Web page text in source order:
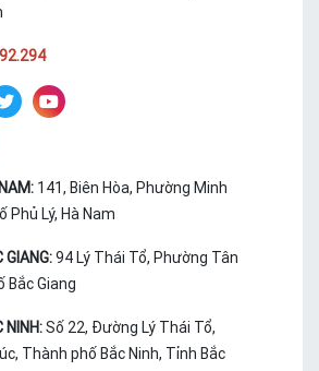
141, Biên Hòa, Phường Minh
Phủ Lý, Hà Nam
GIANG:94 Lý Thái Tổ, Phường Tân
Bắc Giang
NINH:Số 22, Đường Lý Thái Tổ,
Thành phố Bắc Ninh, Tỉnh Bắc